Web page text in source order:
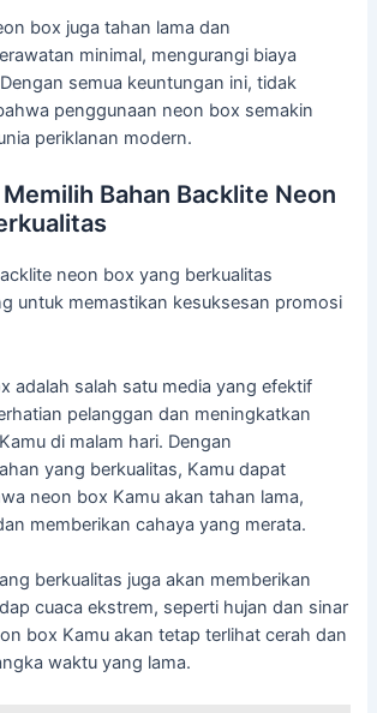
box juga tahan lama dan
minimal, mengurangi biaya
semua keuntungan ini, tidak
penggunaan neon box semakin
periklanan modern.
Bahan Backlite Neon
neon box yang berkualitas
untuk memastikan kesuksesan promosi
adalah salah satu media yang efektif
pelanggan dan meningkatkan
di malam hari. Dengan
yang berkualitas, Kamu dapat
neon box Kamu akan tahan lama,
memberikan cahaya yang merata.
berkualitas juga akan memberikan
cuaca ekstrem, seperti hujan dan sinar
box Kamu akan tetap terlihat cerah dan
waktu yang lama.